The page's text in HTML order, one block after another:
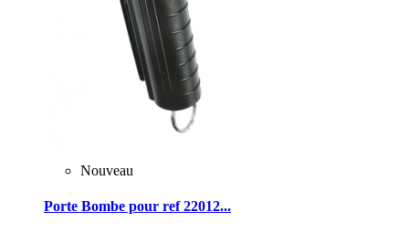
Nouveau
Porte Bombe pour ref 22012...